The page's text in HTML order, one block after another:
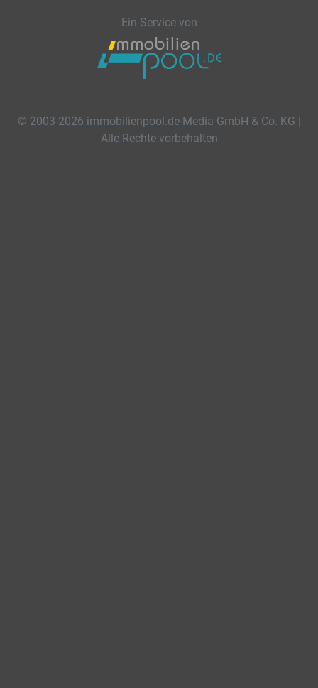
Ein Service von
© 2003-2026 immobilienpool.de Media GmbH & Co. KG |
Alle Rechte vorbehalten